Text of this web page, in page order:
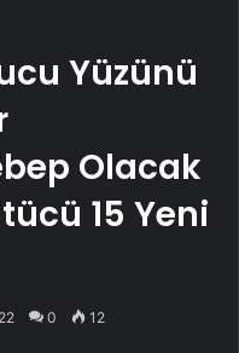
Yüzünü
Olacak
15 Yeni
0 12